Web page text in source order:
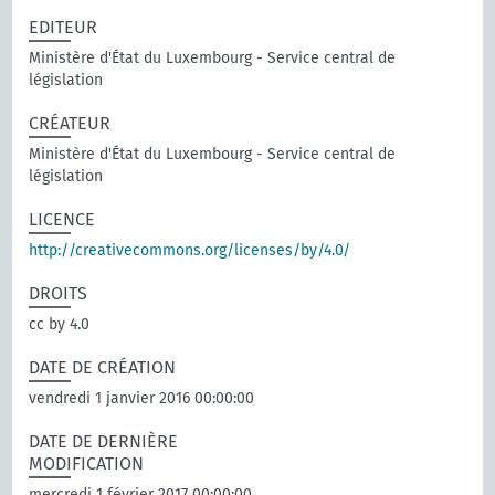
EDITEUR
Ministère d'État du Luxembourg - Service central de
législation
CRÉATEUR
Ministère d'État du Luxembourg - Service central de
législation
LICENCE
http://creativecommons.org/licenses/by/4.0/
DROITS
cc by 4.0
DATE DE CRÉATION
vendredi 1 janvier 2016 00:00:00
DATE DE DERNIÈRE
MODIFICATION